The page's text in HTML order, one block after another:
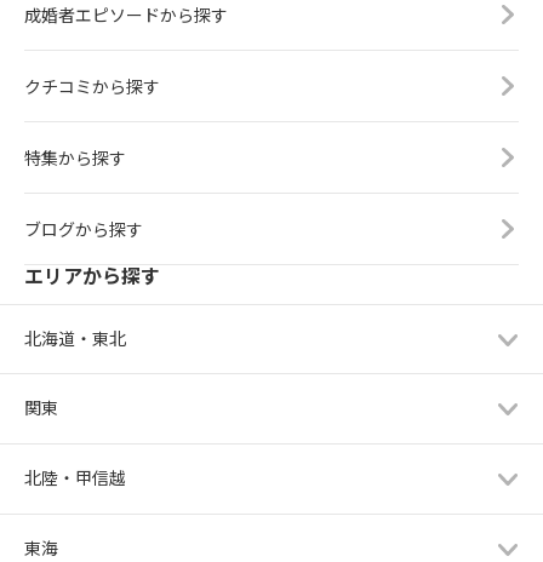
成婚者エピソードから探す
クチコミから探す
特集から探す
ブログから探す
エリアから探す
北海道・東北
関東
北陸・甲信越
東海